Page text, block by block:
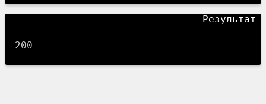
200